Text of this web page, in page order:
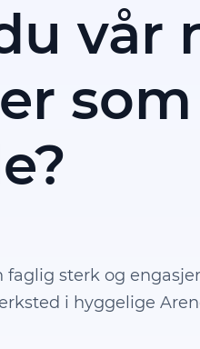
vår
faglig sterk og
i hyggelige